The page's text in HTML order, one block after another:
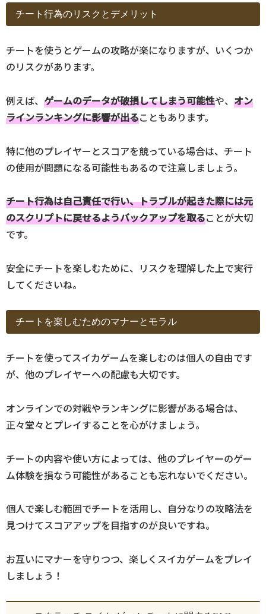
チート行為のリスクとデメリット
チートを使うとゲームの攻略が楽になりますが、いくつか
のリスクがあります。
例えば、 ゲームのデータが破損してしまう可能性や、 オン
ラインランキングに影響が出ることもあります。
特に他のプレイヤーとスコアを競っている場合は、チート
の使用が問題になる可能性もあるので注意しましょう。
チート行為は自己責任で行い、トラブルが起きた際には元
のスクリプトに戻せるようバックアップを取ることが大切
です。
安全にチートを楽しむために、リスクを理解した上で実行
してくださいね。
チートを楽しむためのマナーとモラル
チートを使ってスイカゲームを楽しむのは個人の自由です
が、他のプレイヤーへの配慮も大切です。
オンラインでの対戦やランキングに影響がある場合は、
正々堂々とプレイすることを心がけましょう。
チートの内容や使い方によっては、他のプレイヤーのゲー
ム体験を損なう可能性があることも忘れないでください。
個人で楽しむ範囲でチートを活用し、自分なりの攻略法を
見つけてスコアアップを目指すのが良いですね。
お互いにマナーを守りつつ、楽しくスイカゲームをプレイ
しましょう！